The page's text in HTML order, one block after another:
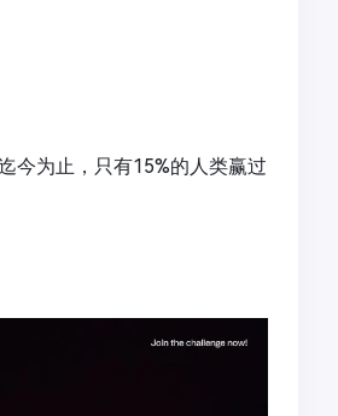
今为止，只有15%的人类赢过